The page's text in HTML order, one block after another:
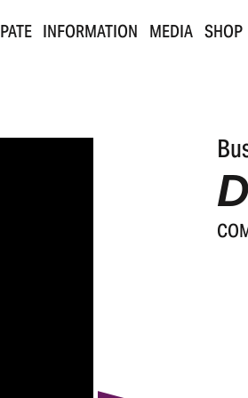
INFORMATION MEDIA SHOP